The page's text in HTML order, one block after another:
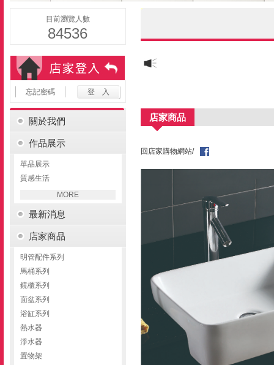
目前瀏覽人數
84536
忘記密碼
關於我們
作品展示
單品展示
質感生活
MORE
最新消息
店家商品
明管配件系列
馬桶系列
鏡櫃系列
面盆系列
浴缸系列
熱水器
淨水器
置物架
店家商品
回店家購物網站/